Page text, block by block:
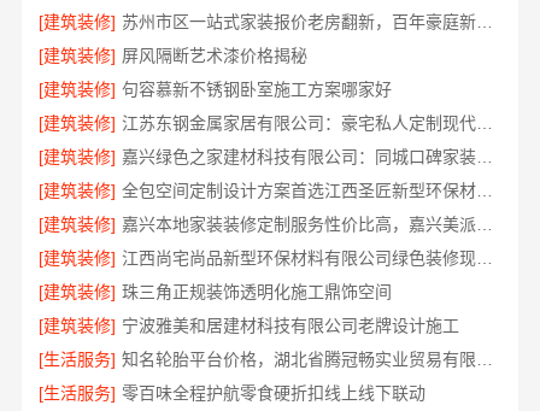
[建筑装修]
苏州市区一站式家装报价老房翻新，百年豪庭新材料焕新家园
[建筑装修] 屏风隔断艺术漆价格揭秘
[建筑装修] 句容慕新不锈钢卧室施工方案哪家好
[建筑装修]
江苏东钢金属家居有限公司：豪宅私人定制现代轻奢全流程
[建筑装修]
嘉兴绿色之家建材科技有限公司：同城口碑家装机构实惠
[建筑装修]
全包空间定制设计方案首选江西圣匠新型环保材料有限公司
[建筑装修]
[建筑装修]
江西尚宅尚品新型环保材料有限公司绿色装修现代风格靠谱吗
[建筑装修] 珠三角正规装饰透明化施工鼎饰空间
[建筑装修] 宁波雅美和居建材科技有限公司老牌设计施工
[生活服务]
[生活服务] 零百味全程护航零食硬折扣线上线下联动